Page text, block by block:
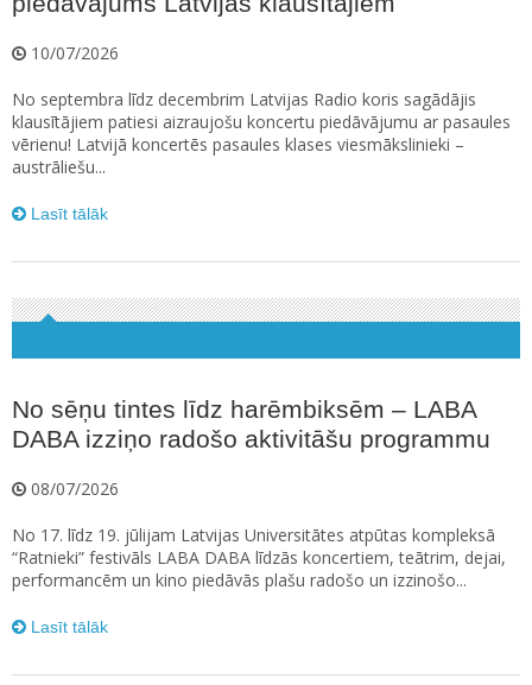
10/07/2026
No septembra līdz decembrim Latvijas Radio koris sagādājis
klausītājiem patiesi aizraujošu koncertu piedāvājumu ar pasaules
vērienu! Latvijā koncertēs pasaules klases viesmākslinieki –
austrāliešu...
Lasīt tālāk
No sēņu tintes līdz harēmbiksēm – LABA
DABA izziņo radošo aktivitāšu programmu
08/07/2026
No 17. līdz 19. jūlijam Latvijas Universitātes atpūtas kompleksā
“Ratnieki” festivāls LABA DABA līdzās koncertiem, teātrim, dejai,
performancēm un kino piedāvās plašu radošo un izzinošo...
Lasīt tālāk